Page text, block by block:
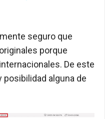
seguro que
porque
De este
posibilidad alguna de